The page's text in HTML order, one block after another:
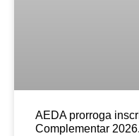
AEDA prorroga
Complementar